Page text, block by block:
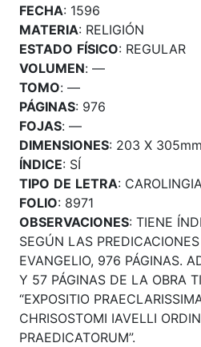
FECHA: 1596
MATERIA: RELIGIÓN
ESTADO FÍSICO: REGULAR
VOLUMEN: —
TOMO: —
PÁGINAS: 976
FOJAS: —
DIMENSIONES: 203 X 305mm
ÍNDICE: SÍ
TIPO DE LETRA: CAROLINGIA
FOLIO: 8971
OBSERVACIONES: TIENE
SEGÚN LAS
EVANGELIO, 976 PÁGINAS.
Y 57 PÁGINAS DE LA OBRA
“EXPOSITIO
CHRISOSTOMI IAVELLI
PRAEDICATORUM”.